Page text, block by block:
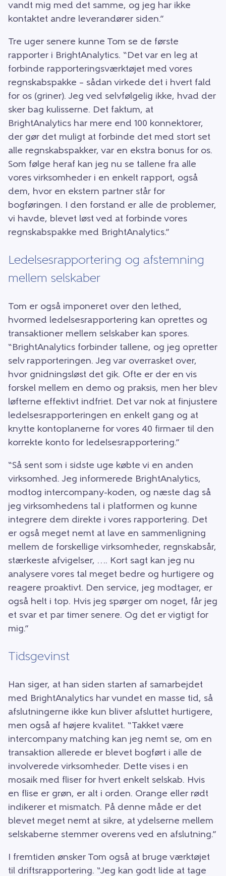
vandt mig med det samme, og jeg har ikke
kontaktet andre leverandører siden.”
Tre uger senere kunne Tom se de første
rapporter i BrightAnalytics. “Det var en leg at
forbinde rapporteringsværktøjet med vores
regnskabspakke – sådan virkede det i hvert fald
for os (griner). Jeg ved selvfølgelig ikke, hvad der
sker bag kulisserne. Det faktum, at
BrightAnalytics har mere end 100 konnektorer,
der gør det muligt at forbinde det med stort set
alle regnskabspakker, var en ekstra bonus for os.
Som følge heraf kan jeg nu se tallene fra alle
vores virksomheder i en enkelt rapport, også
dem, hvor en ekstern partner står for
bogføringen. I den forstand er alle de problemer,
vi havde, blevet løst ved at forbinde vores
regnskabspakke med BrightAnalytics.”
Ledelsesrapportering og afstemning
mellem selskaber
Tom er også imponeret over den lethed,
hvormed ledelsesrapportering kan oprettes og
transaktioner mellem selskaber kan spores.
“BrightAnalytics forbinder tallene, og jeg opretter
selv rapporteringen. Jeg var overrasket over,
hvor gnidningsløst det gik. Ofte er der en vis
forskel mellem en demo og praksis, men her blev
løfterne effektivt indfriet. Det var nok at finjustere
ledelsesrapporteringen en enkelt gang og at
knytte kontoplanerne for vores 40 firmaer til den
korrekte konto for ledelsesrapportering.”
“Så sent som i sidste uge købte vi en anden
virksomhed. Jeg informerede BrightAnalytics,
modtog intercompany-koden, og næste dag så
jeg virksomhedens tal i platformen og kunne
integrere dem direkte i vores rapportering. Det
er også meget nemt at lave en sammenligning
mellem de forskellige virksomheder, regnskabsår,
stærkeste afvigelser, …. Kort sagt kan jeg nu
analysere vores tal meget bedre og hurtigere og
reagere proaktivt. Den service, jeg modtager, er
også helt i top. Hvis jeg spørger om noget, får jeg
et svar et par timer senere. Og det er vigtigt for
mig.”
Tidsgevinst
Han siger, at han siden starten af samarbejdet
med BrightAnalytics har vundet en masse tid, så
afslutningerne ikke kun bliver afsluttet hurtigere,
men også af højere kvalitet. “Takket være
intercompany matching kan jeg nemt se, om en
transaktion allerede er blevet bogført i alle de
involverede virksomheder. Dette vises i en
mosaik med fliser for hvert enkelt selskab. Hvis
en flise er grøn, er alt i orden. Orange eller rødt
indikerer et mismatch. På denne måde er det
blevet meget nemt at sikre, at ydelserne mellem
selskaberne stemmer overens ved en afslutning.”
I fremtiden ønsker Tom også at bruge værktøjet
til driftsrapportering. “Jeg kan godt lide at tage